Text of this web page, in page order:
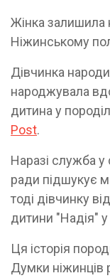
Жінка
Ніжинському
Дівчинка
народжувала
дитина у
Post.
Наразі служба у
ради підшукує
тоді дівчинку
дитини "Надія"
Ця історія
Думки ніжинців